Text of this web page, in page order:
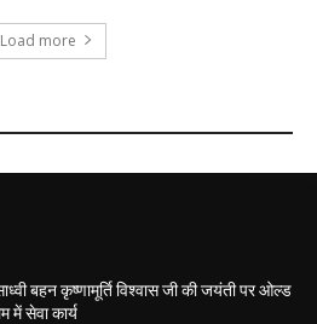
Load more
बहन कृष्णामूर्ति विश्वास जी की जयंती पर ओल्ड
में सेवा कार्य